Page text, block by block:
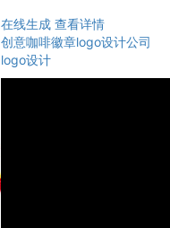
在线生成 查看详情
创意咖啡徽章logo设计公司
logo设计